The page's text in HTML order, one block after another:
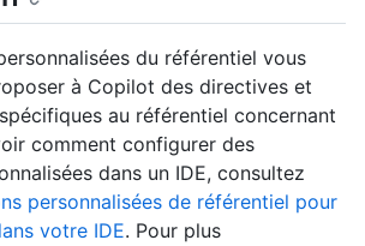
du référentiel vous
à Copilot des directives et
au référentiel concernant
comment configurer des
dans un IDE, consultez
personnalisées de référentiel pour
votre IDE. Pour plus